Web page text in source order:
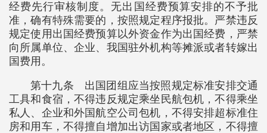
经费先行审核制度。无出国经费预算安排的不予批
准，确有特殊需要的，按照规定程序报批。严禁违反
规定使用出国经费预算以外资金作为出国经费，严禁
向所属单位、企业、我国驻外机构等摊派或者转嫁出
国费用。
第十九条 出国团组应当按照规定标准安排交通
工具和食宿，不得违反规定乘坐民航包机，不得乘坐
私人、企业和外国航空公司包机，不得安排超标准住
房和用车，不得擅自增加出访国家或者地区，不得擅